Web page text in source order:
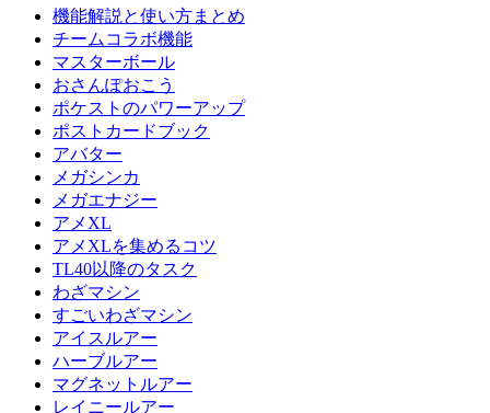
機能解説と使い方まとめ
チームコラボ機能
マスターボール
おさんぽおこう
ポケストのパワーアップ
ポストカードブック
アバター
メガシンカ
メガエナジー
アメXL
アメXLを集めるコツ
TL40以降のタスク
わざマシン
すごいわざマシン
アイスルアー
ハーブルアー
マグネットルアー
レイニールアー